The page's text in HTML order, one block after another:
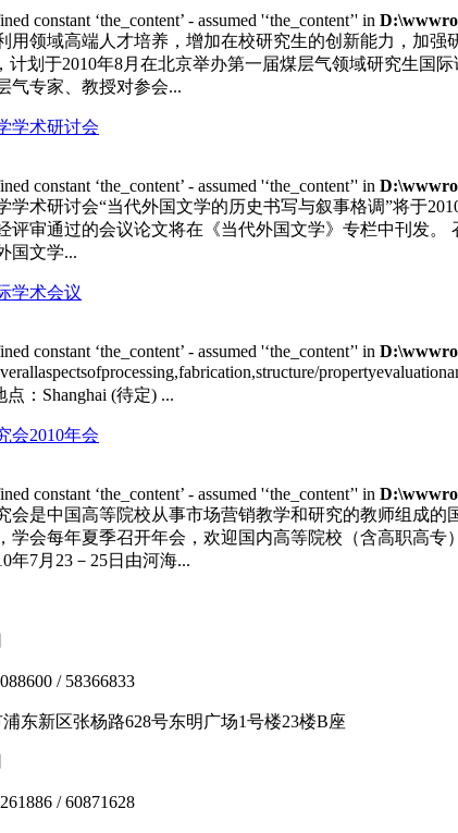
constant ‘the_content’ - assumed '‘the_content’' in
用领域高端人才培养，增加在校研究生的创新能力，加
计划于2010年8月在北京举办第一届煤层气领域研究生国
气专家、教授对参会...
学术研讨会
constant ‘the_content’ - assumed '‘the_content’' in
学术研讨会“当代外国文学的历史书写与叙事格调”将于
评审通过的会议论文将在《当代外国文学》专栏中刊发。
国文学...
学术会议
constant ‘the_content’ - assumed '‘the_content’' in
：Shanghai (待定) ...
会2010年会
constant ‘the_content’ - assumed '‘the_content’' in
会是中国高等院校从事市场营销教学和研究的教师组成
学会每年夏季召开年会，欢迎国内高等院校（含高职高
年7月23－25日由河海...
/ 58366833
浦东新区张杨路628号东明广场1号楼23楼B座
/60871628